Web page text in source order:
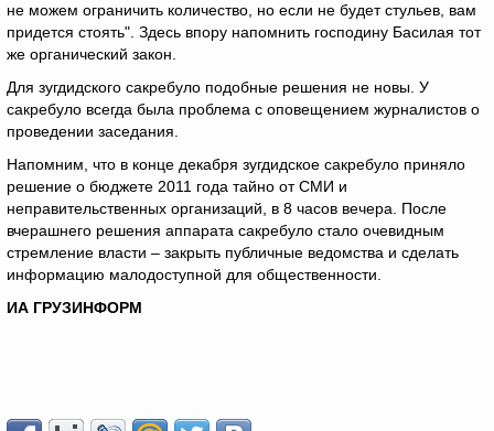
не можем ограничить количество, но если не будет стульев, вам
придется стоять". Здесь впору напомнить господину Басилая тот
же органический закон.
Для зугдидского сакребуло подобные решения не новы. У
сакребуло всегда была проблема с оповещением журналистов о
проведении заседания.
Напомним, что в конце декабря зугдидское сакребуло приняло
решение о бюджете 2011 года тайно от СМИ и
неправительственных организаций, в 8 часов вечера. После
вчерашнего решения аппарата сакребуло стало очевидным
стремление власти – закрыть публичные ведомства и сделать
информацию малодоступной для общественности.
ИА ГРУЗИНФОРМ